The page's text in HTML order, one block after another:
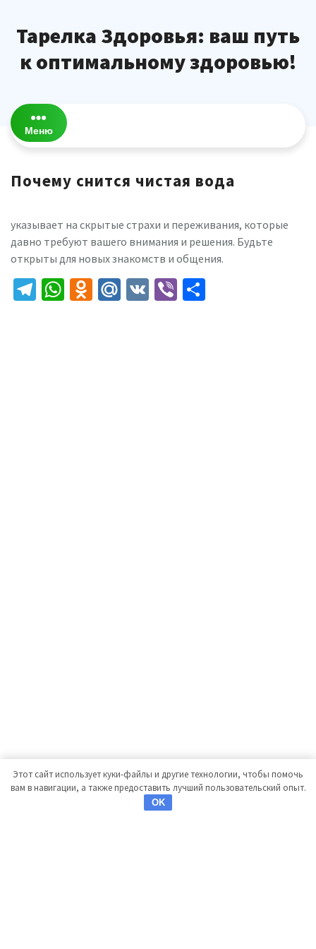
содержимому
Тарелка Здоровья: ваш путь
к оптимальному здоровью!
Меню
Почему снится чистая вода
указывает на скрытые страхи и переживания, которые
давно требуют вашего внимания и решения. Будьте
открыты для новых знакомств и общения.
Telegram
WhatsApp
Odnoklassniki
Mail.Ru
VK Viber
Этот сайт использует куки-файлы и другие технологии, чтобы помочь
вам в навигации, а также предоставить лучший пользовательский опыт.
OK